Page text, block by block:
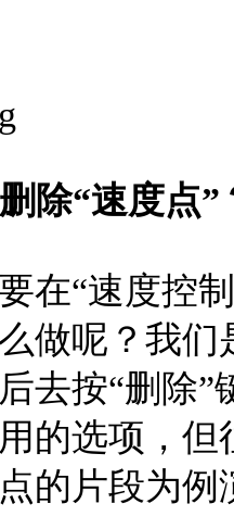
除“速度点”
在“速度控
做呢？我
去按“删除
的选项，
的片段为例